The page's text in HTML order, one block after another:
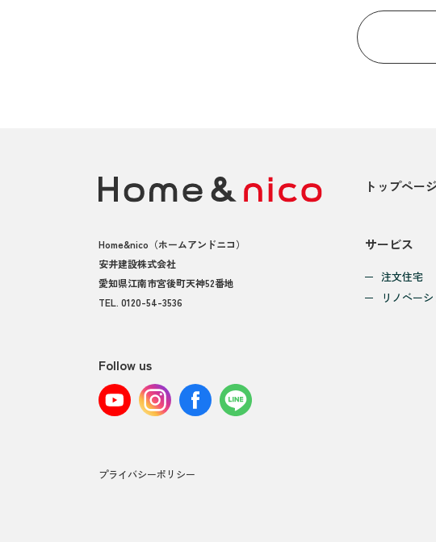
Home&nico （ホームアンドニコ）
安井建設株式会社
愛知県江南市宮後町天神52番地
TEL. 0120-54-3536
トップページ
サービス
注文住宅
リノベー
Follow us
プライバシーポリシー